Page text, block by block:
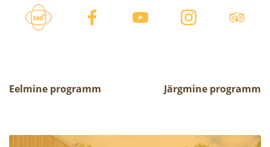
Eelmine programm Järgmine programm